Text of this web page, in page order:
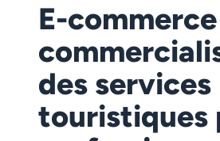
E-
des services
touristiques